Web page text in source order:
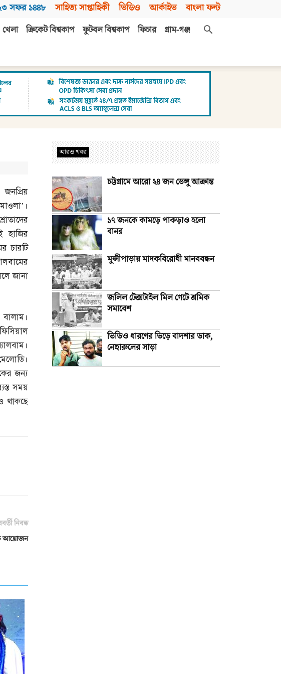
সফর ১৪৪৮ সাহিত্য সাপ্তাহিকী ভিডিও আর্কাইভ বাংলা ফন্ট
খেলা ক্রিকেট বিশ্বকাপ ফুটবল বিশ্বকাপ ফিচার
গ্রাম-গঞ্জ
হাজির
চারটি
জানা
জন্য
সময়
থাকছে
নিবন্ধ
আয়োজন
আরও খবর
চট্টগ্রামে আরো ২৪ জন ডেঙ্গু আক্রান্ত
১৭ জনকে কামড়ে পাকড়াও হলো
বানর
মুন্সীপাড়ায় মাদকবিরোধী মানববন্ধন
জলিল টেক্সটাইল মিল গেটে শ্রমিক
সমাবেশ
ভিডিও ধারণের ভিড়ে বাদশার ডাক,
নেছারুলের সাড়া